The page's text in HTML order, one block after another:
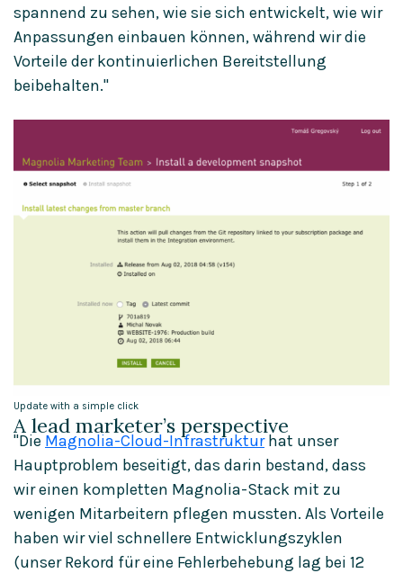
spannend zu sehen, wie sie sich entwickelt, wie wir
Anpassungen einbauen können, während wir die
Vorteile der kontinuierlichen Bereitstellung
beibehalten."
Update with a simple click
A lead marketer’s perspective
"Die Magnolia-Cloud-Infrastrukturhat unser
Hauptproblem beseitigt, das darin bestand, dass
wir einen kompletten Magnolia-Stack mit zu
wenigen Mitarbeitern pflegen mussten. Als Vorteile
haben wir viel schnellere Entwicklungszyklen
(unser Rekord für eine Fehlerbehebung lag bei 12